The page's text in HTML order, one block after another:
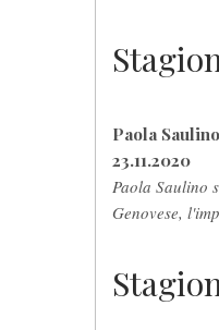
Paola
23.11.2020
Paola Saulino
Genovese,